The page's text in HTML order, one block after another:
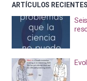
ARTÍCULOS RECIENTES